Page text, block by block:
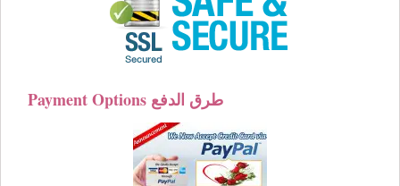
Payment Options طرق الدفع